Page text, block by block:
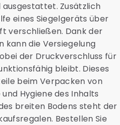
Zusätzlich
eines Siegelgeräts über
verschließen. Dank der
kann die Versiegelung
der Druckverschluss für
bleibt. Dieses
beim Verpacken von
Hygiene des Inhalts
breiten Bodens steht der
Bestellen Sie